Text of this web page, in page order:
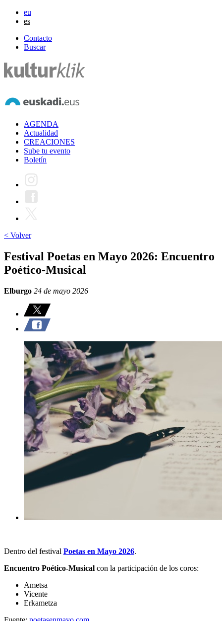
eu
es
Contacto
Buscar
AGENDA
Actualidad
CREACIONES
Sube tu evento
Boletín
< Volver
Festival Poetas en Mayo 2026: Encuentro
Poético-Musical
Elburgo 24 de mayo 2026
Dentro del festival Poetas en Mayo 2026.
Encuentro Poético-Musical con la participación de los coros:
Ametsa
Vicente
Erkametza